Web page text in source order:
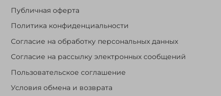
Публичная оферта
Политика конфиденциальности
Согласие на обработку персональных данных
Согласие на рассылку электронных сообщений
Пользовательское соглашение
Условия обмена и возврата